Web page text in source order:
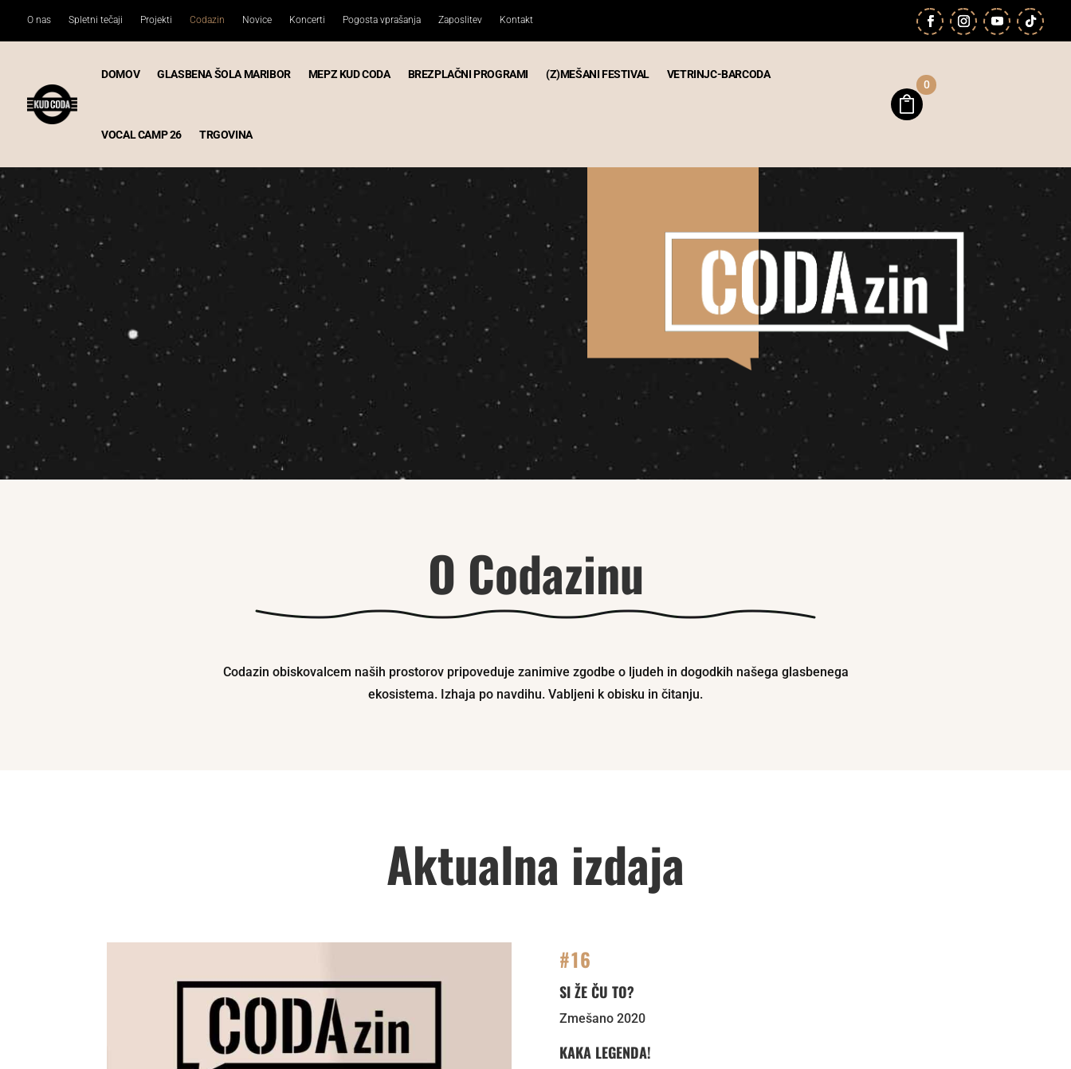
O nas Spletni tečaji Projekti Codazin Novice Koncerti Pogosta vprašanja Zaposlitev Kontakt
DOMOV GLASBENA ŠOLA MARIBOR MEPZ KUD CODA BREZPLAČNI PROGRAMI (Z)MEŠANI FESTIVAL VETRINJC-BARCODA
VOCAL CAMP 26 TRGOVINA
0
O Codazinu
Codazin obiskovalcem naših prostorov pripoveduje zanimive zgodbe o ljudeh in dogodkih našega glasbenega
ekosistema. Izhaja po navdihu. Vabljeni k obisku in čitanju.
Aktualna izdaja
#16
SI ŽE ČU TO?
Zmešano 2020
KAKA LEGENDA!